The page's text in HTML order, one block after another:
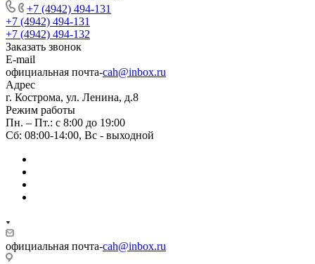
+7 (4942) 494-131
+7 (4942) 494-131
+7 (4942) 494-132
Заказать звонок
E-mail
официальная почта-cah@inbox.ru
Адрес
г. Кострома, ул. Ленина, д.8
Режим работы
Пн. – Пт.: с 8:00 до 19:00
Сб: 08:00-14:00, Вс - выходной
официальная почта-cah@inbox.ru